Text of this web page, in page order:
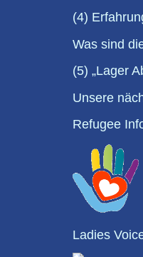
(4)
Was sind
(5) „Lager
Unsere
Refugee
Ladies